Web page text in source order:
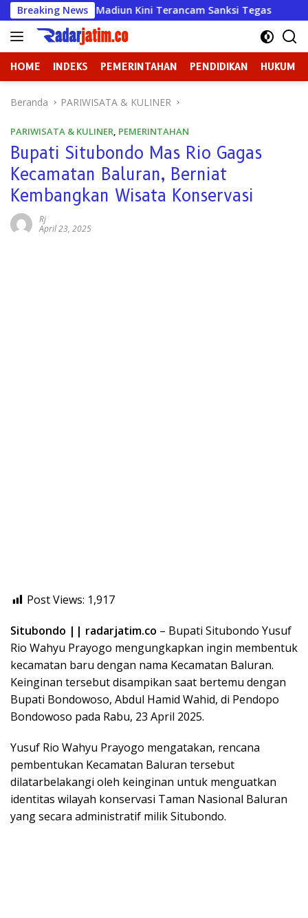
Langsung
ke
konten
Breaking News
Mulya Madiun Kini Terancam Sanksi Tegas Badan
HOME INDEKS PEMERINTAHAN PENDIDIKAN HUKUM
Beranda PARIWISATA & KULINER
PARIWISATA & KULINER, PEMERINTAHAN
Bupati Situbondo Mas Rio Gagas
Kecamatan Baluran, Berniat
Kembangkan Wisata Konservasi
Rj
April 23, 2025
Post Views: 1,917
Situbondo || radarjatim.co – Bupati Situbondo Yusuf
Rio Wahyu Prayogo mengungkapkan ingin membentuk
kecamatan baru dengan nama Kecamatan Baluran.
Keinginan tersebut disampikan saat bertemu dengan
Bupati Bondowoso, Abdul Hamid Wahid, di Pendopo
Bondowoso pada Rabu, 23 April 2025.
Yusuf Rio Wahyu Prayogo mengatakan, rencana
pembentukan Kecamatan Baluran tersebut
dilatarbelakangi oleh keinginan untuk menguatkan
identitas wilayah konservasi Taman Nasional Baluran
yang secara administratif milik Situbondo.